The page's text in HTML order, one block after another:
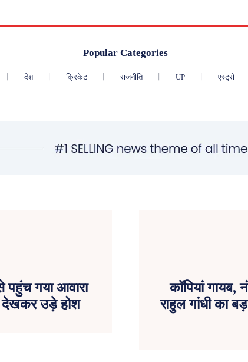
Popular Categories
देश क्रिकेट राजनीति UP एस्ट्रो
पहुंच गया आवारा
देखकर उड़े होश
कॉपियां
राहुल गांधी का